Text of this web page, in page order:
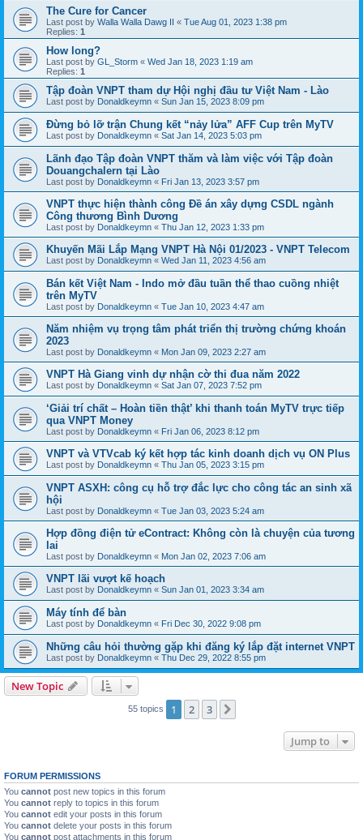
The Cure for Cancer
Last post by Walla Walla Dawg II « Tue Aug 01, 2023 1:38 pm
Replies: 1
How long?
Last post by GL_Storm « Wed Jan 18, 2023 1:19 am
Replies: 1
Tập đoàn VNPT tham dự Hội nghị đầu tư Việt Nam - Lào
Last post by Donaldkeymn « Sun Jan 15, 2023 8:09 pm
Đừng bỏ lỡ trận Chung kết “nảy lửa” AFF Cup trên MyTV
Last post by Donaldkeymn « Sat Jan 14, 2023 5:03 pm
Lãnh đạo Tập đoàn VNPT thăm và làm việc với Tập đoàn
Douangchalern tại Lào
Last post by Donaldkeymn « Fri Jan 13, 2023 3:57 pm
VNPT thực hiện thành công Đề án xây dựng CSDL ngành
Công thương Bình Dương
Last post by Donaldkeymn « Thu Jan 12, 2023 1:33 pm
Khuyến Mãi Lắp Mạng VNPT Hà Nội 01/2023 - VNPT Telecom
Last post by Donaldkeymn « Wed Jan 11, 2023 4:56 am
Bán kết Việt Nam - Indo mở đầu tuần thể thao cuồng nhiệt
trên MyTV
Last post by Donaldkeymn « Tue Jan 10, 2023 4:47 am
Năm nhiệm vụ trọng tâm phát triển thị trường chứng khoán
2023
Last post by Donaldkeymn « Mon Jan 09, 2023 2:27 am
VNPT Hà Giang vinh dự nhận cờ thi đua năm 2022
Last post by Donaldkeymn « Sat Jan 07, 2023 7:52 pm
‘Giải trí chất – Hoàn tiền thật’ khi thanh toán MyTV trực tiếp
qua VNPT Money
Last post by Donaldkeymn « Fri Jan 06, 2023 8:12 pm
VNPT và VTVcab ký kết hợp tác kinh doanh dịch vụ ON Plus
Last post by Donaldkeymn « Thu Jan 05, 2023 3:15 pm
VNPT ASXH: công cụ hỗ trợ đắc lực cho công tác an sinh xã
hội
Last post by Donaldkeymn « Tue Jan 03, 2023 5:24 am
Hợp đồng điện tử eContract: Không còn là chuyện của tương
lai
Last post by Donaldkeymn « Mon Jan 02, 2023 7:06 am
VNPT lãi vượt kế hoạch
Last post by Donaldkeymn « Sun Jan 01, 2023 3:34 am
Máy tính để bàn
Last post by Donaldkeymn « Fri Dec 30, 2022 9:08 pm
Những câu hỏi thường gặp khi đăng ký lắp đặt internet VNPT
Last post by Donaldkeymn « Thu Dec 29, 2022 8:55 pm
New Topic
55 topics 1 2 3
Jump to
FORUM PERMISSIONS
You cannot post new topics in this forum
You cannot reply to topics in this forum
You cannot edit your posts in this forum
You cannot delete your posts in this forum
You cannot post attachments in this forum